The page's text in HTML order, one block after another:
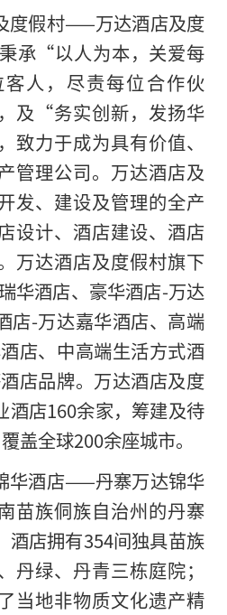
度假村——万达酒店及度
承“以人为本，关爱每
人，尽责每位合作伙
及“务实创新，发扬华
力于成为具有价值、
管理公司。万达酒店及
发、建设及管理的全产
设计、酒店建设、酒店
万达酒店及度假村旗下
华酒店、豪华酒店-万达
店-万达嘉华酒店、高端
店、中高端生活方式酒
店品牌。万达酒店及度
酒店160余家，筹建及待
盖全球200余座城市。
华酒店——丹寨万达锦华
苗族侗族自治州的丹寨
酒店拥有354间独具苗族
丹绿、丹青三栋庭院；
当地非物质文化遗产精